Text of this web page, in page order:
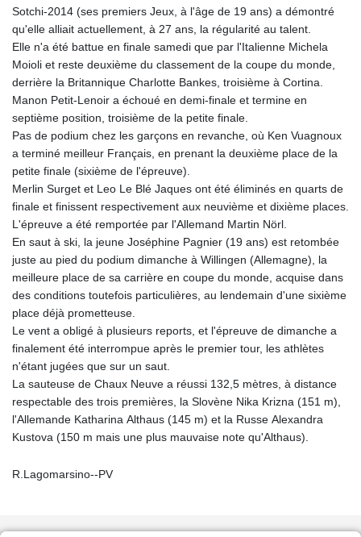
Sotchi-2014 (ses premiers Jeux, à l'âge de 19 ans) a démontré
qu'elle alliait actuellement, à 27 ans, la régularité au talent.
Elle n'a été battue en finale samedi que par l'Italienne Michela
Moioli et reste deuxième du classement de la coupe du monde,
derrière la Britannique Charlotte Bankes, troisième à Cortina.
Manon Petit-Lenoir a échoué en demi-finale et termine en
septième position, troisième de la petite finale.
Pas de podium chez les garçons en revanche, où Ken Vuagnoux
a terminé meilleur Français, en prenant la deuxième place de la
petite finale (sixième de l'épreuve).
Merlin Surget et Leo Le Blé Jaques ont été éliminés en quarts de
finale et finissent respectivement aux neuvième et dixième places.
L'épreuve a été remportée par l'Allemand Martin Nörl.
En saut à ski, la jeune Joséphine Pagnier (19 ans) est retombée
juste au pied du podium dimanche à Willingen (Allemagne), la
meilleure place de sa carrière en coupe du monde, acquise dans
des conditions toutefois particulières, au lendemain d'une sixième
place déjà prometteuse.
Le vent a obligé à plusieurs reports, et l'épreuve de dimanche a
finalement été interrompue après le premier tour, les athlètes
n'étant jugées que sur un saut.
La sauteuse de Chaux Neuve a réussi 132,5 mètres, à distance
respectable des trois premières, la Slovène Nika Krizna (151 m),
l'Allemande Katharina Althaus (145 m) et la Russe Alexandra
Kustova (150 m mais une plus mauvaise note qu'Althaus).
R.Lagomarsino--PV